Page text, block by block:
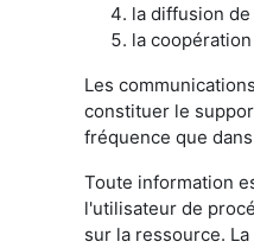
la diffusion
la
Les
constituer le
fréquence que
Toute information
l'utilisateur de
sur la ressource.